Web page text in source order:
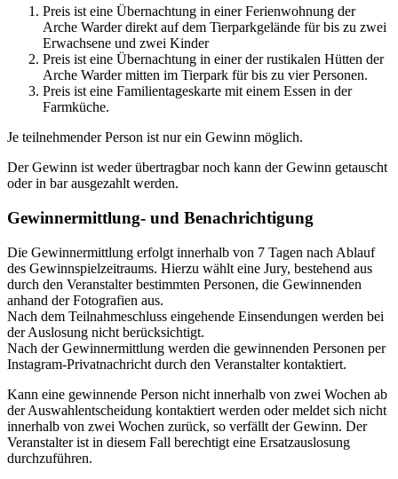
Preis ist eine Übernachtung in einer Ferienwohnung der
Arche Warder direkt auf dem Tierparkgelände für bis zu zwei
Erwachsene und zwei Kinder
Preis ist eine Übernachtung in einer der rustikalen Hütten der
Arche Warder mitten im Tierpark für bis zu vier Personen.
Preis ist eine Familientageskarte mit einem Essen in der
Farmküche.
Je teilnehmender Person ist nur ein Gewinn möglich.
Der Gewinn ist weder übertragbar noch kann der Gewinn getauscht
oder in bar ausgezahlt werden.
Gewinnermittlung- und Benachrichtigung
Die Gewinnermittlung erfolgt innerhalb von 7 Tagen nach Ablauf
des Gewinnspielzeitraums. Hierzu wählt eine Jury, bestehend aus
durch den Veranstalter bestimmten Personen, die Gewinnenden
anhand der Fotografien aus.
Nach dem Teilnahmeschluss eingehende Einsendungen werden bei
der Auslosung nicht berücksichtigt.
Nach der Gewinnermittlung werden die gewinnenden Personen per
Instagram-Privatnachricht durch den Veranstalter kontaktiert.
Kann eine gewinnende Person nicht innerhalb von zwei Wochen ab
der Auswahlentscheidung kontaktiert werden oder meldet sich nicht
innerhalb von zwei Wochen zurück, so verfällt der Gewinn. Der
Veranstalter ist in diesem Fall berechtigt eine Ersatzauslosung
durchzuführen.